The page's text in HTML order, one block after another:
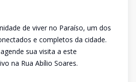
de viver no Paraíso, um dos
e completos da cidade.
sua visita a este
na Rua Abílio Soares.